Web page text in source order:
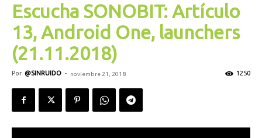
Escucha SONOBIT: Artículo
13, Android One, launchers
(21.11.2018)
Por @SINRUIDO - noviembre 21, 2018 1250